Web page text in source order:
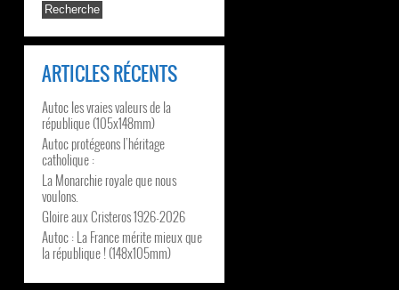
ARTICLES RÉCENTS
Autoc les vraies valeurs de la
république (105x148mm)
Autoc protégeons l’héritage
catholique :
La Monarchie royale que nous
voulons.
Gloire aux Cristeros 1926-2026
Autoc : La France mérite mieux que
la république ! (148x105mm)